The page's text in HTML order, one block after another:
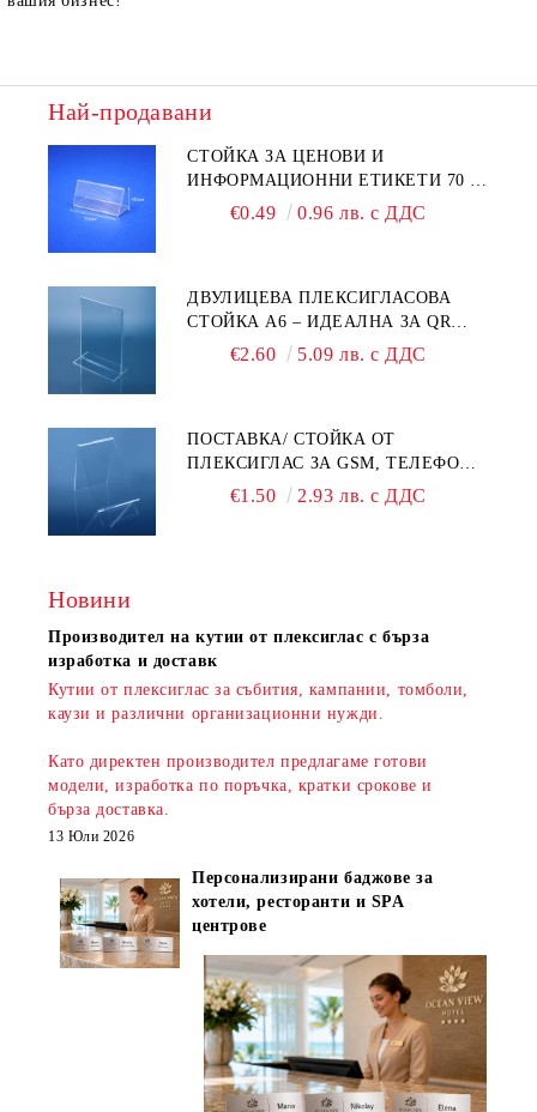
Най-продавани
СТОЙКА ЗА ЦЕНОВИ И
ИНФОРМАЦИОННИ ЕТИКЕТИ 70 ×
40 ММ – ПРОЗРАЧНА
€0.49 0.96 лв. с ДДС
ДВУЛИЦЕВА ПЛЕКСИГЛАСОВА
СТОЙКА A6 – ИДЕАЛНА ЗА QR
КОДОВЕ И РЕКЛАМИ
€2.60 5.09 лв. с ДДС
ПОСТАВКА/ СТОЙКА ОТ
ПЛЕКСИГЛАС ЗА GSM, ТЕЛЕФОН,
СМАРТФОН И АКСЕСОАРИ ЗА ТЯХ
€1.50 2.93 лв. с ДДС
Новини
Производител на кутии от плексиглас с бърза
изработка и доставк
Кутии от плексиглас за събития, кампании, томболи,
каузи и различни организационни нужди.
Като директен производител предлагаме готови
модели, изработка по поръчка, кратки срокове и
бърза доставка.
13 Юли 2026
Персонализирани баджове за
хотели, ресторанти и SPA
центрове